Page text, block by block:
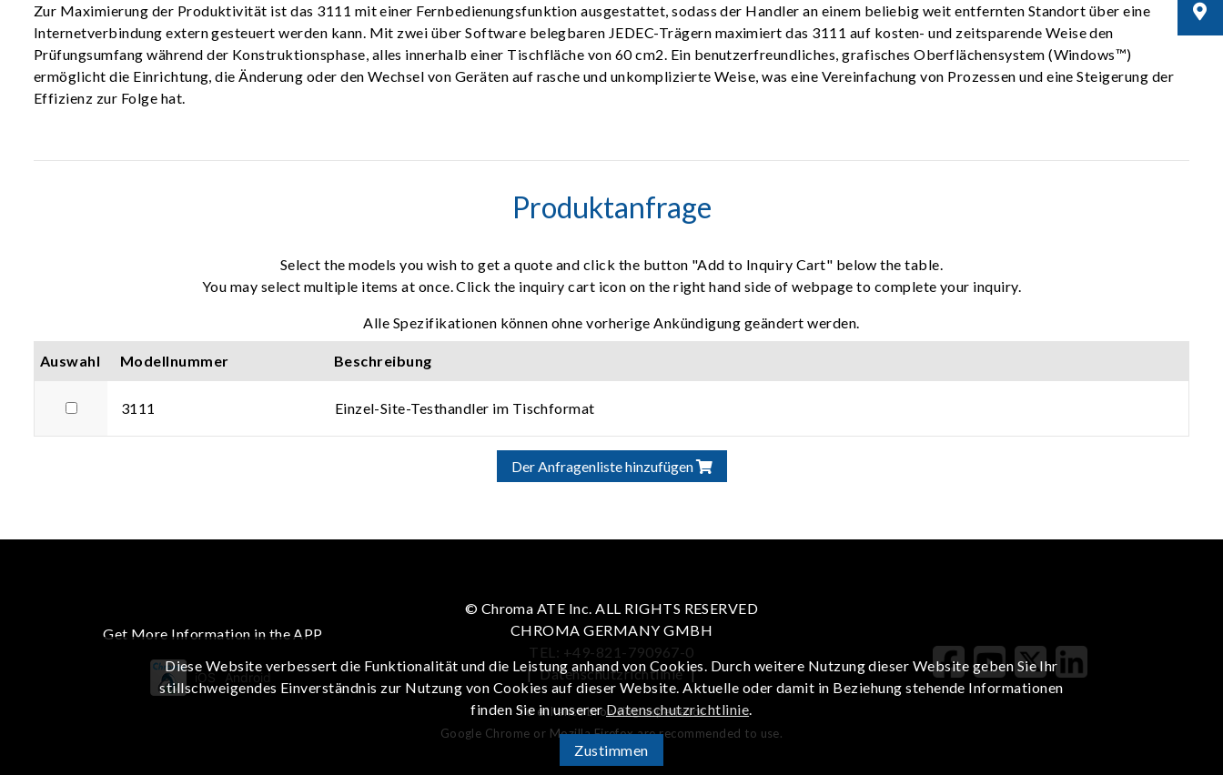
Zur Maximierung der Produktivität ist das 3111 mit einer Fernbedienungsfunktion ausgestattet, sodass der Handler an einem beliebig weit entfernten Standort über eine
Internetverbindung extern gesteuert werden kann. Mit zwei über Software belegbaren JEDEC-Trägern maximiert das 3111 auf kosten- und zeitsparende Weise den
Prüfungsumfang während der Konstruktionsphase, alles innerhalb einer Tischfläche von 60 cm2. Ein benutzerfreundliches, grafisches Oberflächensystem (Windows™)
ermöglicht die Einrichtung, die Änderung oder den Wechsel von Geräten auf rasche und unkomplizierte Weise, was eine Vereinfachung von Prozessen und eine Steigerung der
Effizienz zur Folge hat.
Produktanfrage
Select the models you wish to get a quote and click the button "Add to Inquiry Cart" below the table.
You may select multiple items at once. Click the inquiry cart icon on the right hand side of webpage to complete your inquiry.
Alle Spezifikationen können ohne vorherige Ankündigung geändert werden.
Auswahl Modellnummer Beschreibung
3111 Einzel-Site-Testhandler im Tischformat
Der Anfragenliste hinzufügen
Get More Information in the APP
iOS Android
© Chroma ATE Inc. ALL RIGHTS RESERVED
CHROMA GERMANY GMBH
TEL: +49-821-790967-0
| Datenschutzrichtlinie |
To enhance browsing experience
Google Chrome or Mozilla Firefox are recommended to use.
Diese Website verbessert die Funktionalität und die Leistung anhand von Cookies. Durch weitere Nutzung dieser Website geben Sie Ihr
stillschweigendes Einverständnis zur Nutzung von Cookies auf dieser Website. Aktuelle oder damit in Beziehung stehende Informationen
finden Sie in unsererDatenschutzrichtlinie.
Zustimmen